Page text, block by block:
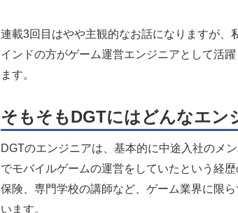
連載3回目はやや主観的なお話になりますが
インドの方がゲーム運営エンジニアとして活
ます。
そもそもDGTにはどんなエン
DGTのエンジニアは、基本的に中途入社のメ
でモバイルゲームの運営をしていたという経
保険、専門学校の講師など、ゲーム業界に限
います。